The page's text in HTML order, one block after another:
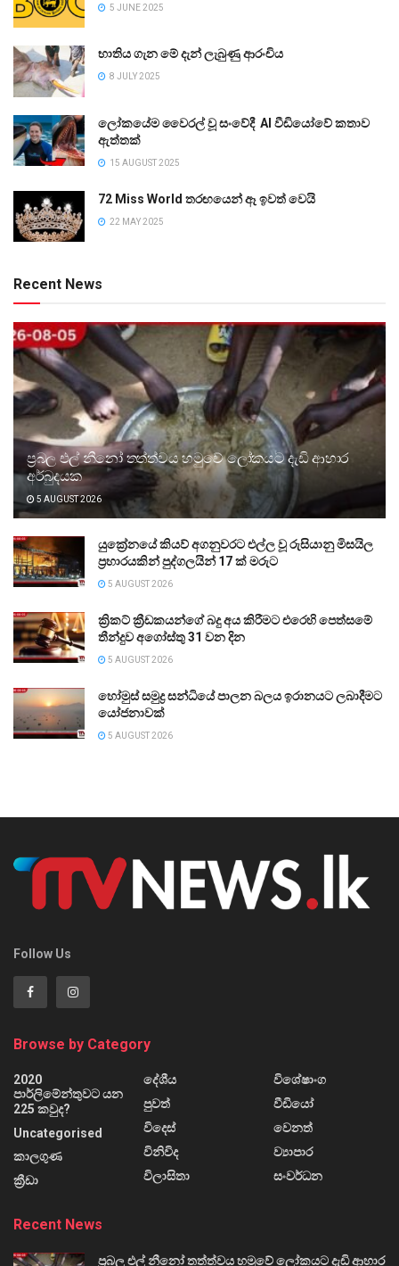
5 JUNE 2025
භාතිය ගැන මේ දැන් ලැබුණු ආරංචිය
8 JULY 2025
ලෝකයේම වෛරල් වූ සංවේදී AI වීඩියෝවේ කතාව
ඇත්තක්
15 AUGUST 2025
72 Miss World තරඟයෙන් ඈ ඉවත් වෙයි
22 MAY 2025
Recent News
ප්‍රබල එල් නීනෝ තත්ත්වය හමුවේ ලෝකයට දැඩි ආහාර
අර්බුදයක
5 AUGUST 2026
යුක්‍රේනයේ කියව් අගනුවරට එල්ල වූ රුසියානු මිසයිල
ප්‍රහාරයකින් පුද්ගලයින් 17 ක් මරුට
5 AUGUST 2026
ක්‍රිකට් ක්‍රීඩකයන්ගේ බදු අය කිරීමට එරෙහි පෙත්සමේ
තීන්දුව අගෝස්තු 31 වන දින
5 AUGUST 2026
හෝමුස් සමුද්‍ර සන්ධියේ පාලන බලය ඉරානයට ලබාදීමට
යෝජනාවක්
5 AUGUST 2026
Follow Us
Browse by Category
2020
පාර්ලිමේන්තුවට යන
225 කවුද?
Uncategorised
කාලගුණ
ක්‍රීඩා
දේශීය
පුවත්
විදෙස්
විනිවිද
විලාසිතා
විශේෂාංග
වීඩියෝ
වෙනත්
ව්‍යාපාර
සංවර්ධන
Recent News
ප්‍රබල එල් නීනෝ තත්ත්වය හමුවේ ලෝකයට දැඩි ආහාර